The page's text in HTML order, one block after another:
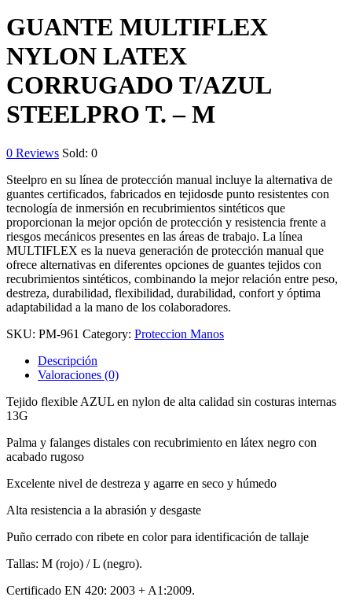
GUANTE MULTIFLEX
NYLON LATEX
CORRUGADO T/AZUL
STEELPRO T. – M
0 Reviews Sold: 0
Steelpro en su línea de protección manual incluye la alternativa de
guantes certificados, fabricados en tejidosde punto resistentes con
tecnología de inmersión en recubrimientos sintéticos que
proporcionan la mejor opción de protección y resistencia frente a
riesgos mecánicos presentes en las áreas de trabajo. La línea
MULTIFLEX es la nueva generación de protección manual que
ofrece alternativas en diferentes opciones de guantes tejidos con
recubrimientos sintéticos, combinando la mejor relación entre peso,
destreza, durabilidad, flexibilidad, durabilidad, confort y óptima
adaptabilidad a la mano de los colaboradores.
SKU: PM-961 Category: Proteccion Manos
Descripción
Valoraciones (0)
Tejido flexible AZUL en nylon de alta calidad sin costuras internas
13G
Palma y falanges distales con recubrimiento en látex negro con
acabado rugoso
Excelente nivel de destreza y agarre en seco y húmedo
Alta resistencia a la abrasión y desgaste
Puño cerrado con ribete en color para identificación de tallaje
Tallas: M (rojo) / L (negro).
Certificado EN 420: 2003 + A1:2009.